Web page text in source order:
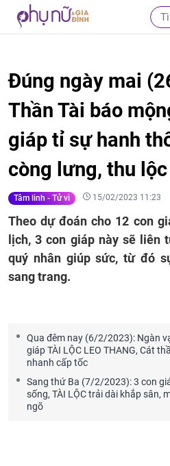
Đúng ngày mai
Thần Tài báo
giáp tỉ sự hanh
còng lưng, thu
Tâm linh - Tử vi 15/02/2023 11:23
Theo dự đoán cho 12 con
lịch, 3 con giáp này sẽ liên
quý nhân giúp sức, từ đó
sang trang.
Qua đêm nay (6/2/2023): Ngàn
giáp TÀI LỘC LEO THANG, Cát
nhanh cấp tốc
Sang thứ Ba (7/2/2023): 3 con
sống, TÀI LỘC trải dài khắp sân,
ngõ